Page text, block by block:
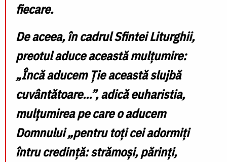
fiecare.
De aceea, în cadrul Sfintei Liturghii,
preotul aduce această mulțumire:
„Încă aducem Ție această slujbă
cuvântătoare...”, adică euharistia,
mulțumirea pe care o aducem
Domnului „pentru toți cei adormiți
întru credință: strămoși, părinți,